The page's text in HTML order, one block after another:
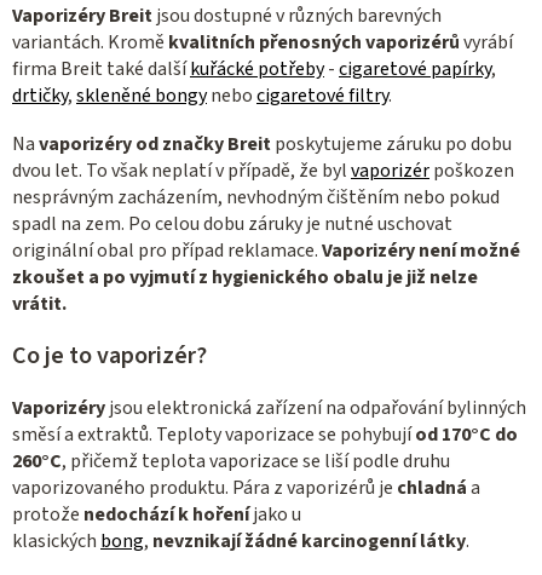
p
i
s
u
VaporizéryBreitjsou dostupné v různých barevných
variantách. Kromě kvalitních přenosných vaporizérůvyrábí
firma Breit také dalšíkuřácké potřeby-cigaretové papírky,
drtičky,skleněné bongynebocigaretové filtry.
Navaporizéry od značky Breitposkytujeme záruku po dobu
dvou let. To však neplatí v případě, že bylvaporizérpoškozen
nesprávným zacházením, nevhodným čištěním nebo pokud
spadl na zem. Po celou dobu záruky je nutné uschovat
originální obal pro případ reklamace.Vaporizéry není možné
zkoušeta po vyjmutí z hygienického obalu je již nelze
vrátit.
Co je to vaporizér?
Vaporizéryjsou elektronická zařízení na odpařování bylinných
směsí a extraktů. Teploty vaporizace se pohybujíod 170°C do
260°C, přičemž teplota vaporizace se liší podle druhu
vaporizovaného produktu. Pára z vaporizérů je chladnáa
protože nedochází k hořeníjako u
klasických bong, nevznikají žádné karcinogenní látky.